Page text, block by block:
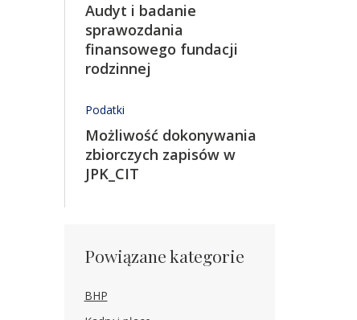
Audyt i badanie
sprawozdania
finansowego fundacji
rodzinnej
Podatki
Możliwość dokonywania
zbiorczych zapisów w
JPK_CIT
Powiązane kategorie
BHP